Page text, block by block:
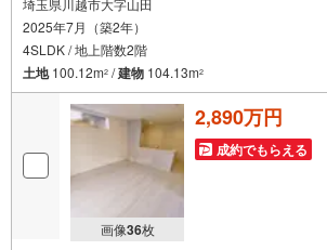
2025年7月（築2年）
4SLDK / 地上階数2階
土地100.12m2 /建物 104.13m2
画像36枚
2,890万円
成約でもらえる